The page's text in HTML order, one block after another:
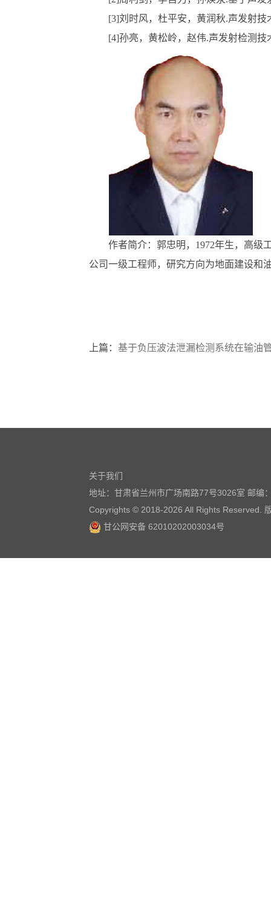
[3]刘时风，杜平安，黄润秋.声发射技
[4]孙亮，黄松岭，赵伟.声发射检测技
作者简介：郭忠明，1972年生，高级
公司一级工程师，研究方向为地面建设和
上篇： 基于负压波法泄漏检测系统在输油
关于我们
地址：甘肃省兰州市广场南路77号3026室 邮编
Copyrights © 2018-2026 All Rights Reserved.
甘公网安备 62010202003034号